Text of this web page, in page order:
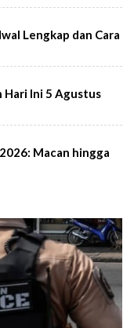
Lengkap dan Cara
Hari Ini 5 Agustus
Macan hingga